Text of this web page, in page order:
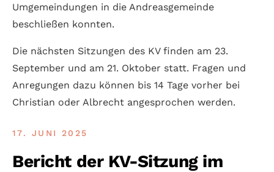
Umgemeindungen in die Andreasgemeinde
beschließen konnten.
Die nächsten Sitzungen des KV finden am 23.
September und am 21. Oktober statt. Fragen und
Anregungen dazu können bis 14 Tage vorher bei
Christian oder Albrecht angesprochen werden.
17. JUNI 2025
Bericht der KV-Sitzung im